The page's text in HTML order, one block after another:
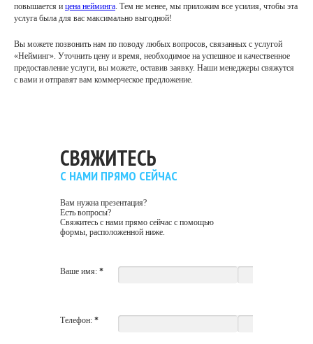
повышается и цена нейминга. Тем не менее, мы приложим все усилия, чтобы эта
услуга была для вас максимально выгодной!
Вы можете позвонить нам по поводу любых вопросов, связанных с услугой
«Нейминг». Уточнить цену и время, необходимое на успешное и качественное
предоставление услуги, вы можете, оставив заявку. Наши менеджеры свяжутся
с вами и отправят вам коммерческое предложение.
СВЯЖИТЕСЬ
С НАМИ ПРЯМО СЕЙЧАС
Вам нужна презентация?
Есть вопросы?
Свяжитесь с нами прямо сейчас с помощью
формы, расположенной ниже.
Ваше имя: *
Телефон: *